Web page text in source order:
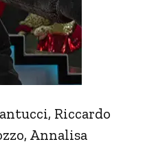
Riccardo
Annalisa